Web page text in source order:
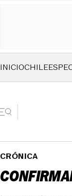
INICIOCHILE
CRÓNICA